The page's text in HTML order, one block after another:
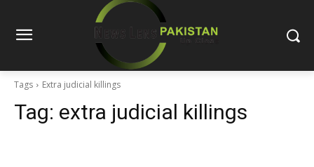
Tags Extra judicial killings
Tag: extra judicial killings